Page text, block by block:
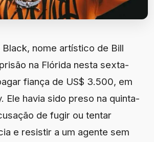
nome artístico de Bill
na Flórida nesta sexta-
fiança de US$ 3.500, em
Ele havia sido preso na quinta-
de fugir ou tentar
e resistir a um agente sem